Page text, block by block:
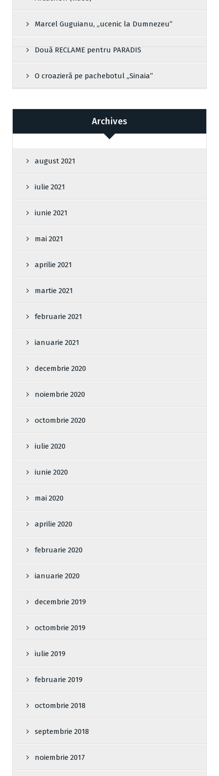
Marcel Guguianu, „ucenic la Dumnezeu”
Două RECLAME pentru PARADIS
O croazieră pe pachebotul „Sinaia”
Archives
august 2021
iulie 2021
iunie 2021
mai 2021
aprilie 2021
martie 2021
februarie 2021
ianuarie 2021
decembrie 2020
noiembrie 2020
octombrie 2020
iulie 2020
iunie 2020
mai 2020
aprilie 2020
februarie 2020
ianuarie 2020
decembrie 2019
octombrie 2019
iulie 2019
februarie 2019
octombrie 2018
septembrie 2018
noiembrie 2017